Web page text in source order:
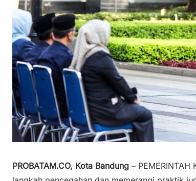
PROBATAM.CO, Kota Bandung –